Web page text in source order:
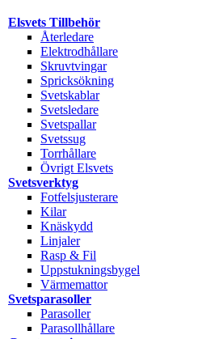
Elsvets Tillbehör
Återledare
Elektrodhållare
Skruvtvingar
Spricksökning
Svetskablar
Svetsledare
Svetspallar
Svetssug
Torrhållare
Övrigt Elsvets
Svetsverktyg
Fotfelsjusterare
Kilar
Knäskydd
Linjaler
Rasp & Fil
Uppstukningsbygel
Värmemattor
Svetsparasoller
Parasoller
Parasollhållare